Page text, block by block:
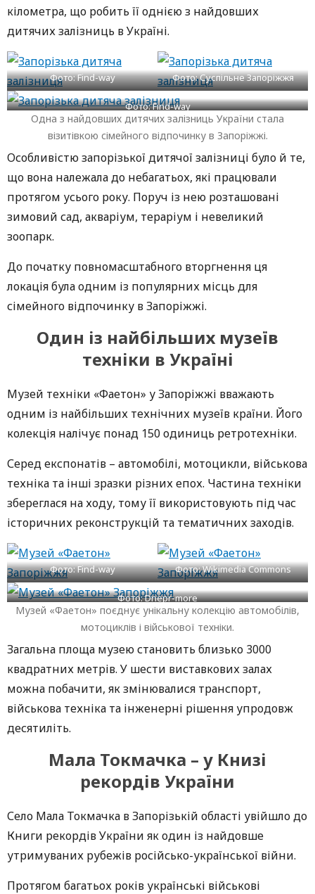
кілометра, що робить її однією з найдовших
дитячих залізниць в Україні.
Фото: Find-way Фото: Суспільне Запоріжжя
Фото: Find-way
Одна з найдовших дитячих залізниць України стала
візитівкою сімейного відпочинку в Запоріжжі.
Особливістю запорізької дитячої залізниці було й те,
що вона належала до небагатьох, які працювали
протягом усього року. Поруч із нею розташовані
зимовий сад, акваріум, тераріум і невеликий
зоопарк.
До початку повномасштабного вторгнення ця
локація була одним із популярних місць для
сімейного відпочинку в Запоріжжі.
Один із найбільших музеїв
техніки в Україні
Музей техніки «Фаетон» у Запоріжжі вважають
одним із найбільших технічних музеїв країни. Його
колекція налічує понад 150 одиниць ретротехніки.
Серед експонатів – автомобілі, мотоцикли, військова
техніка та інші зразки різних епох. Частина техніки
збереглася на ходу, тому її використовують під час
історичних реконструкцій та тематичних заходів.
Фото: Find-way Фото: Wikimedia Commons
Фото: Dnepr-more
Музей «Фаетон» поєднує унікальну колекцію автомобілів,
мотоциклів і військової техніки.
Загальна площа музею становить близько 3000
квадратних метрів. У шести виставкових залах
можна побачити, як змінювалися транспорт,
військова техніка та інженерні рішення упродовж
десятиліть.
Мала Токмачка – у Книзі
рекордів України
Село Мала Токмачка в Запорізькій області увійшло до
Книги рекордів України як один із найдовше
утримуваних рубежів російсько-української війни.
Протягом багатьох років українські військові